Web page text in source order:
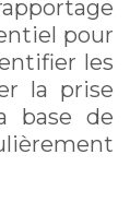
pour
les
la prise
base de